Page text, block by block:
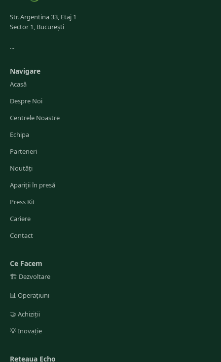
Str. Argentina 33, Etaj 1
Sector 1, București
...
Navigare
Acasă
Despre Noi
Centrele Noastre
Echipa
Parteneri
Noutăți
Apariții în presă
Press Kit
Cariere
Contact
Ce Facem
🏗️ Dezvoltare
📊 Operațiuni
🤝 Achiziții
💡Inovație
Reteaua Echo